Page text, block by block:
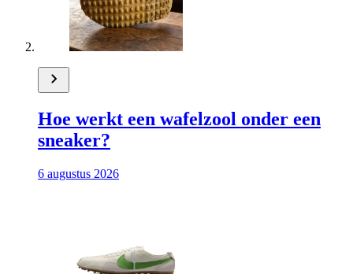
Hoe werkt een wafelzool onder een
sneaker?
6 augustus 2026